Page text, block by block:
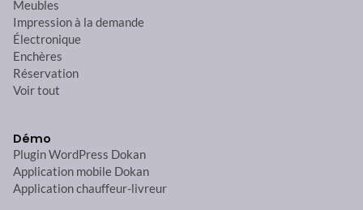
Meubles
Impression à la demande
Électronique
Enchères
Réservation
Voir tout
Démo
Plugin WordPress Dokan
Application mobile Dokan
Application chauffeur-livreur